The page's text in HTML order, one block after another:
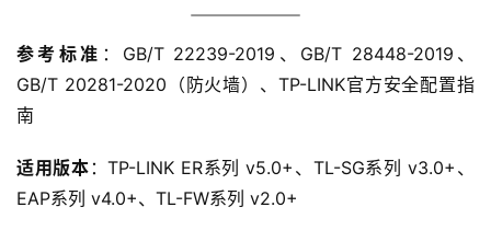
参考标准 ：GB/T 22239-2019、GB/T 28448-2019、
GB/T 20281-2020（防火墙）、TP-LINK官方安全配置指
南
适用版本 ：TP-LINK ER系列 v5.0+、TL-SG系列 v3.0+、
EAP系列 v4.0+、TL-FW系列 v2.0+